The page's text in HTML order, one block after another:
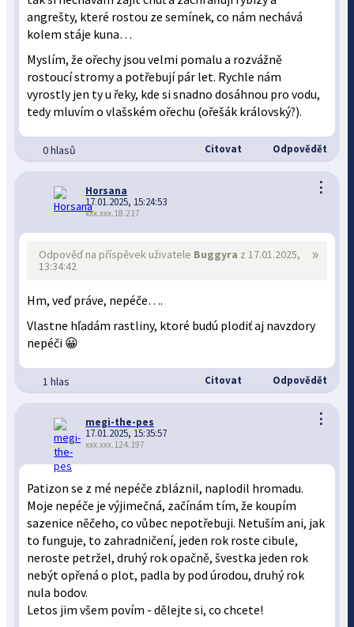
angrešty, které rostou ze semínek, co nám nechává
kolem stáje kuna…
Myslím, že ořechy jsou velmi pomalu a rozvážně
rostoucí stromy a potřebují pár let. Rychle nám
vyrostly jen ty u řeky, kde si snadno dosáhnou pro vodu,
tedy mluvím o vlašském ořechu (ořešák královský?).
0 hlasů Citovat Odpovědět
⋮
Horsana
17.01.2025, 15:24:53
xxx.xxx.18.217
»
Odpověď na příspěvek uživatele Buggyra z 17.01.2025,
13:34:42
Hm, veď práve, nepéče….
Vlastne hľadám rastliny, ktoré budú plodiť aj navzdory
nepéči 😀
1 hlas Citovat Odpovědět
⋮
megi-the-pes
17.01.2025, 15:35:57
xxx.xxx.124.197
Patizon se z mé nepéče zbláznil, naplodil hromadu.
Moje nepéče je výjimečná, začínám tím, že koupím
sazenice něčeho, co vůbec nepotřebuji. Netuším ani, jak
to funguje, to zahradničení, jeden rok roste cibule,
neroste petržel, druhý rok opačně, švestka jeden rok
nebýt opřená o plot, padla by pod úrodou, druhý rok
nula bodov.
Letos jim všem povím - dělejte si, co chcete!